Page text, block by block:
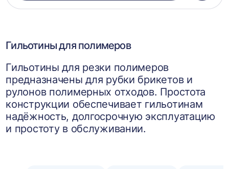
Гильотины для полимеров
Гильотины для резки полимеров
предназначены для рубки брикетов и
рулонов полимерных отходов. Простота
конструкции обеспечивает гильотинам
надёжность, долгосрочную эксплуатацию
и простоту в обслуживании.